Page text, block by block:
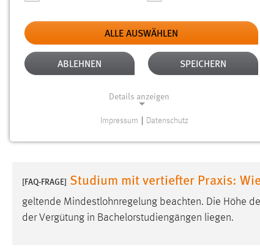
Aktive Filter: TYP: FAQ ALLE FILTER ENTFERNEN
Gesucht nach "Messe". Es wurde 1 Ergebnis in 25
[FAQ-FRAGE] Studium mit vertiefter Praxis:
geltende Mindestlohnregelung beachten. Die Höhe
der Vergütung in Bachelorstudiengängen liegen.
ALLE AUSWÄHLEN
ABLEHNEN SPEICHERN
Details anzeigen
Website erforderlich.
Einverständnis
Impressum Datenschutz